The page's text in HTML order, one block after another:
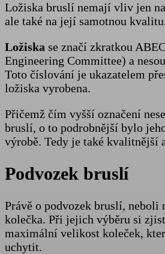
Ložiska bruslí nemají vliv jen
ale také na její samotnou
Ložiska se značí zkratkou
Engineering Committee) a
Toto číslování je ukazatelem
ložiska vyrobena.
Přičemž čím vyšší označení
bruslí, o to podrobnější bylo
výrobě. Tedy je také kvalitnější
Podvozek bruslí
Právě o podvozek bruslí, neboli
kolečka. Při jejich výběru si
maximální velikost koleček,
uchytit.